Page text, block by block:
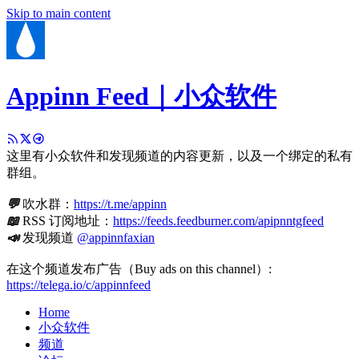
Skip to main content
Appinn Feed｜小众软件
这里有小众软件和发现频道的内容更新，以及一个绑定的私有
群组。
💬吹水群： https://t.me/appinn
📖RSS 订阅地址： https://feeds.feedburner.com/apipnntgfeed
📣发现频道 @appinnfaxian
在这个频道发布广告（Buy ads on this channel）:
https://telega.io/c/appinnfeed
Home
小众软件
频道